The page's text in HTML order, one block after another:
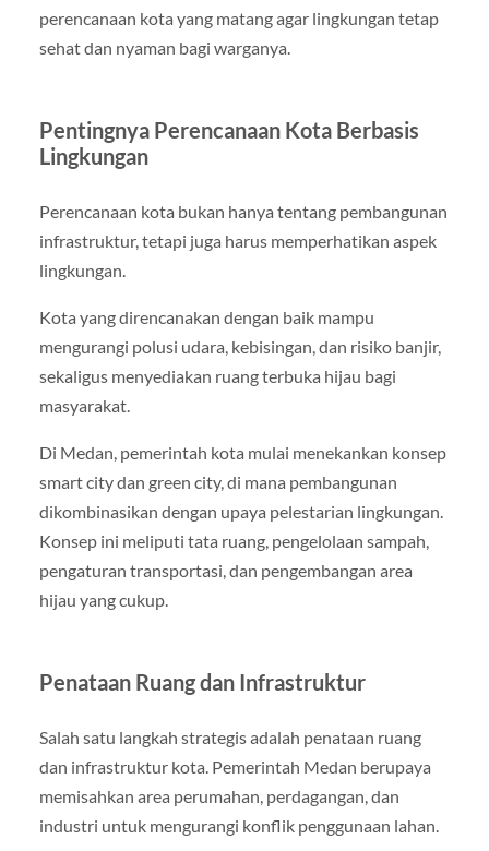
perencanaan kota yang matang agar lingkungan tetap
sehat dan nyaman bagi warganya.
Pentingnya Perencanaan Kota Berbasis
Lingkungan
Perencanaan kota bukan hanya tentang pembangunan
infrastruktur, tetapi juga harus memperhatikan aspek
lingkungan.
Kota yang direncanakan dengan baik mampu
mengurangi polusi udara, kebisingan, dan risiko banjir,
sekaligus menyediakan ruang terbuka hijau bagi
masyarakat.
Di Medan, pemerintah kota mulai menekankan konsep
smart city dan green city, di mana pembangunan
dikombinasikan dengan upaya pelestarian lingkungan.
Konsep ini meliputi tata ruang, pengelolaan sampah,
pengaturan transportasi, dan pengembangan area
hijau yang cukup.
Penataan Ruang dan Infrastruktur
Salah satu langkah strategis adalah penataan ruang
dan infrastruktur kota. Pemerintah Medan berupaya
memisahkan area perumahan, perdagangan, dan
industri untuk mengurangi konflik penggunaan lahan.